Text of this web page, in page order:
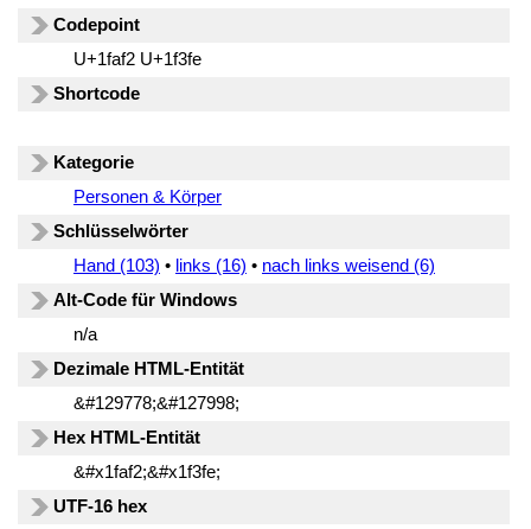
Codepoint
U+1faf2 U+1f3fe
Shortcode
Kategorie
Personen & Körper
Schlüsselwörter
Hand (103) • links (16) • nach links weisend (6)
Alt-Code für Windows
n/a
Dezimale HTML-Entität
&#129778;&#127998;
Hex HTML-Entität
&#x1faf2;&#x1f3fe;
UTF-16 hex